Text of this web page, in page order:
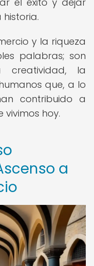
y la riqueza
palabras; son
creatividad, la
que, a lo
contribuido a
vivimos hoy.
a